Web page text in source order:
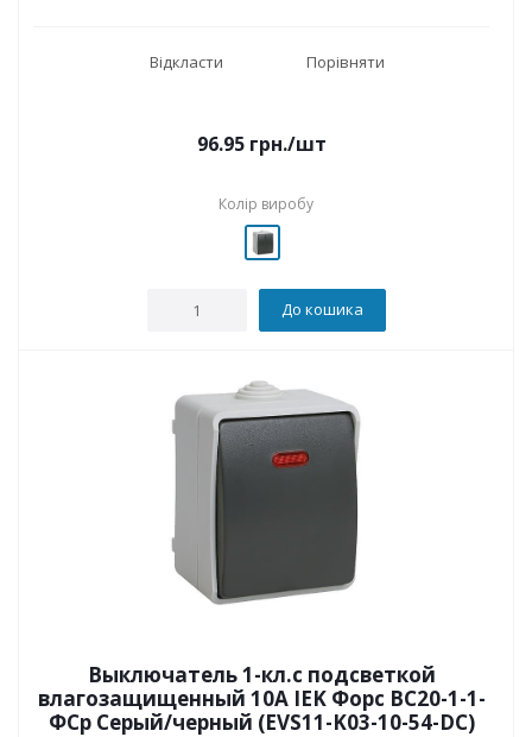
Відкласти Порівняти
96.95 грн./шт
Колір виробу
До кошика
Выключатель 1-кл.с подсветкой
влагозащищенный 10А IEK Форс ВС20-1-1-
ФСр Серый/черный (EVS11-K03-10-54-DC)